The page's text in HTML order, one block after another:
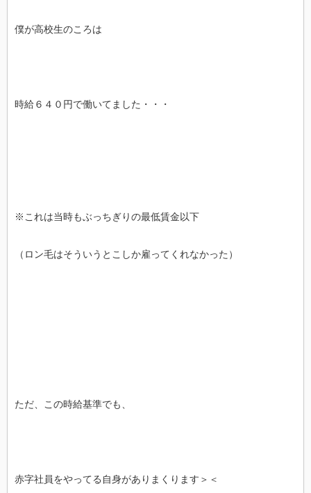
僕が高校生のころは
時給６４０円で働いてました・・・
※これは当時もぶっちぎりの最低賃金以下
（ロン毛はそういうとこしか雇ってくれなかった）
ただ、この時給基準でも、
赤字社員をやってる自身がありまくります＞＜